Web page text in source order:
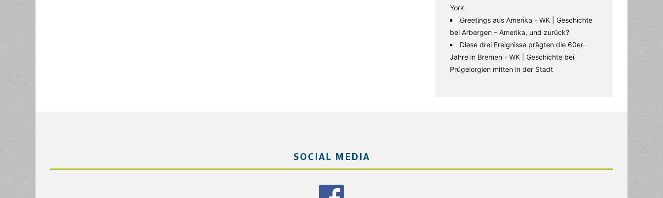
York
Greetings aus Amerika - WK | Geschichte
bei Arbergen – Amerika, und zurück?
Diese drei Ereignisse prägten die 60er-
Jahre in Bremen - WK | Geschichte bei
Prügelorgien mitten in der Stadt
SOCIAL MEDIA